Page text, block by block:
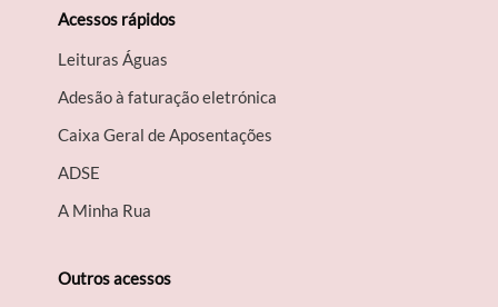
Filtros
Acessos rápidos
Leituras Águas
Adesão à faturação eletrónica
Caixa Geral de Aposentações
A​DSE
A Minha Rua
Outros acessos